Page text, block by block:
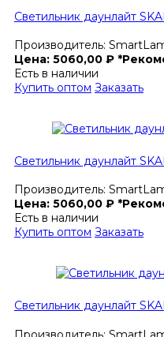
Светильник даунлайт
Производитель:
Цена: 5060,00 ₽
Есть в наличии
Купить оптом Заказать
Светильник даунлайт
Производитель:
Цена: 5060,00 ₽
Есть в наличии
Купить оптом Заказать
Светильник даунлайт